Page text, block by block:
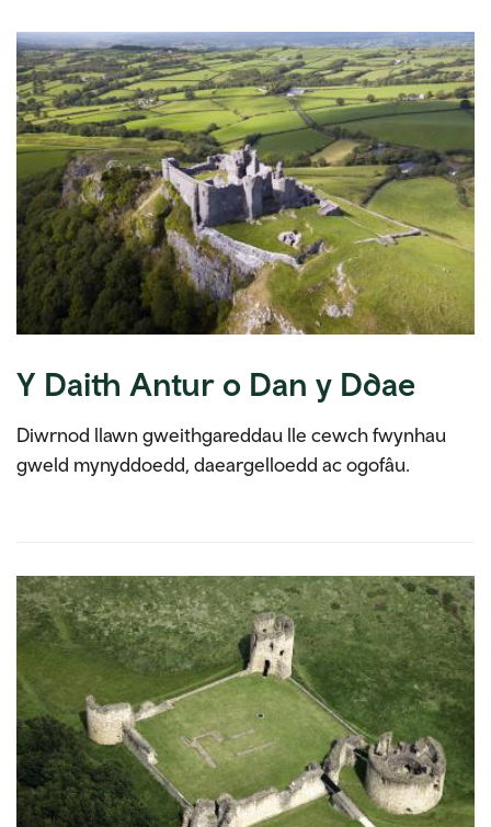
Y Daith Antur o Dan y Ddae
Diwrnod llawn gweithgareddau lle cewch fwynhau
gweld mynyddoedd, daeargelloedd ac ogofâu.